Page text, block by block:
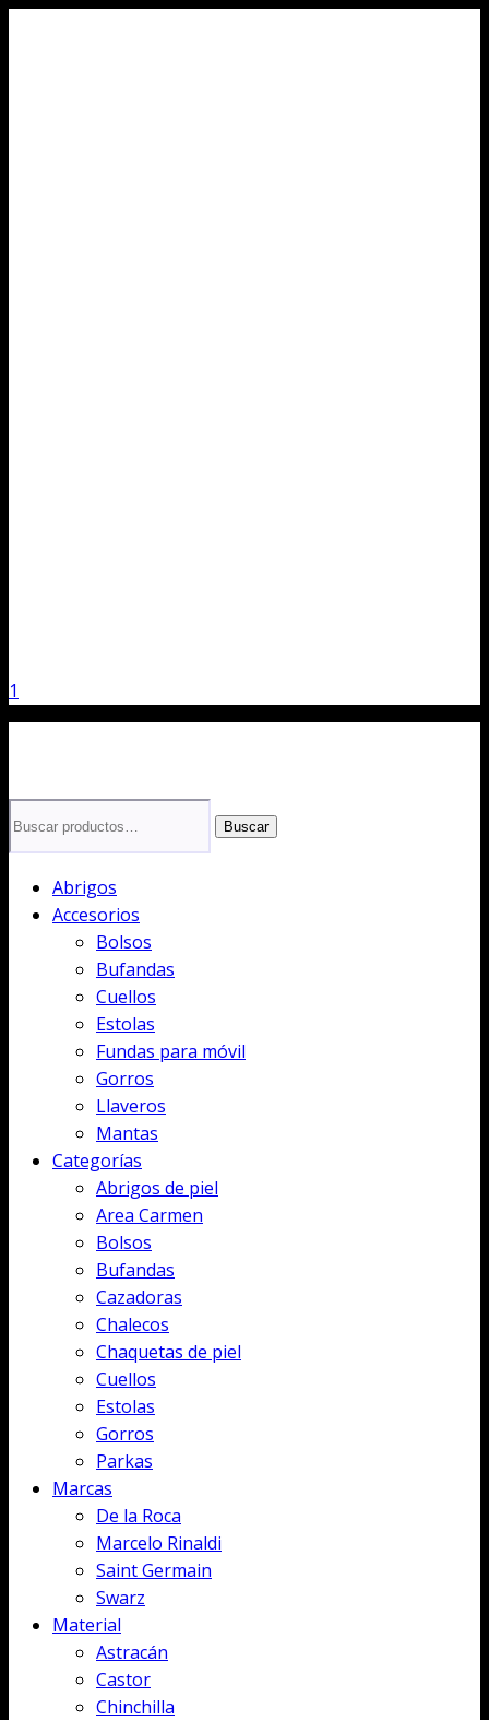
1
por:
Buscar
Abrigos
Accesorios
Bolsos
Bufandas
Cuellos
Estolas
Fundas para móvil
Gorros
Llaveros
Mantas
Categorías
Abrigos de piel
Area Carmen
Bolsos
Bufandas
Cazadoras
Chalecos
Chaquetas de piel
Cuellos
Estolas
Gorros
Parkas
Marcas
De la Roca
Marcelo Rinaldi
Saint Germain
Swarz
Material
Astracán
Castor
Chinchilla